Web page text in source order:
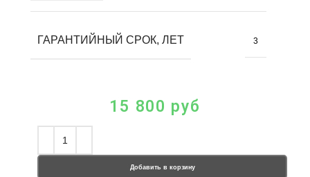
ГАРАНТИЙНЫЙ СРОК, ЛЕТ 3
15 800 руб
Добавить в корзину